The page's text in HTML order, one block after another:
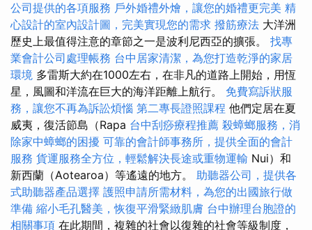
公司提供的各項服務 戶外婚禮外燴，讓您的婚禮更完美 精
心設計的室內設計圖，完美實現您的需求 撥筋療法 大洋洲
歷史上最值得注意的章節之一是波利尼西亞的擴張。 找專
業會計公司處理帳務 台中居家清潔，為您打造乾淨的家居
環境 多雷斯大約在1000左右，在非凡的道路上開始，用恆
星，風圖和洋流在巨大的海洋距離上航行。 免費寫訴狀服
務，讓您不再為訴訟煩惱 第二專長證照課程 他們定居在夏
威夷，復活節島（Rapa 台中刮痧療程推薦 殺蟑螂服務，消
除家中蟑螂的困擾 可靠的會計師事務所，提供全面的會計
服務 貨運服務全方位，輕鬆解決長途或重物運輸 Nui）和
新西蘭（Aotearoa）等遙遠的地方。 助聽器公司，提供各
式助聽器產品選擇 護照申請所需材料，為您的出國旅行做
準備 縮小毛孔醫美，恢復平滑緊緻肌膚 台中辦理台胞證的
相關事項 在此期間，複雜的社會以復雜的社會等級制度，